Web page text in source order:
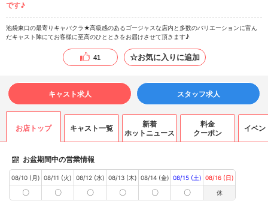
です♪
池袋東口の最寄りキャバクラ★高級感のあるゴージャスな店内と多数のバリエーションに富ん
だキャスト陣にてお客様に至高のひとときをお届けさせて頂きます♪
41 ☆お気に入りに追加
キャスト求人 スタッフ求人
お店トップ キャスト一覧
新着
ホットニュース
料金
クーポン
イベン
お盆期間中の営業情報
08/10 (月)
〇
08/11 (火)
〇
08/12 (水)
〇
08/13 (木)
〇
08/14 (金)
〇
08/15 (土)
〇
08/16 (日)
休